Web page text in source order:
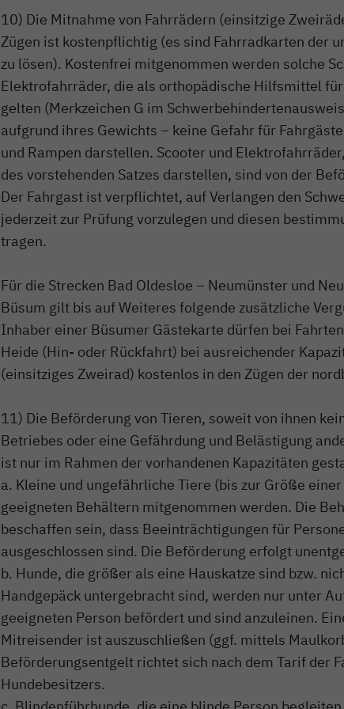
10) Die Mitnahme von Fahrrädern (einsitzige
Zügen ist kostenpflichtig (es sind Fahrradkarten der
zu lösen). Kostenfrei mitgenommen werden solche
Elektrofahrräder, die als orthopädische Hilfsmittel
gelten (Merkzeichen G im
aufgrund ihres Gewichts – keine Gefahr für
und Rampen darstellen. Scooter und
des vorstehenden Satzes darstellen, sind von der
Der Fahrgast ist verpflichtet, auf Verlangen den
jederzeit zur Prüfung vorzulegen und diesen
tragen.
Für die Strecken Bad Oldesloe – Neumünster und
Büsum gilt bis auf Weiteres folgende zusätzliche
Inhaber einer Büsumer Gästekarte dürfen bei
Heide (Hin- oder Rückfahrt) bei ausreichender
(einsitziges Zweirad) kostenlos in den Zügen der
11) Die Beförderung von Tieren, soweit von ihnen
Betriebes oder eine Gefährdung und Belästigung
ist nur im Rahmen der vorhandenen Kapazitäten
a. Kleine und ungefährliche Tiere (bis zur Größe
geeigneten Behältern mitgenommen werden. Die
beschaffen sein, dass Beeinträchtigungen für
ausgeschlossen sind. Die Beförderung erfolgt
b. Hunde, die größer als eine Hauskatze sind bzw.
Handgepäck untergebracht sind, werden nur unter
geeigneten Person befördert und sind anzuleinen.
Mitreisender ist auszuschließen (ggf. mittels
Beförderungsentgelt richtet sich nach dem Tarif der
Hundebesitzers.